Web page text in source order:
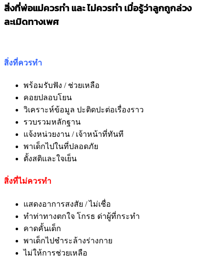
สิ่งที่พ่อแม่ควรทำ และ ไม่ควรทำ เมื่อรู้ว่าลูกถูกล่วง
ละเมิดทางเพศ
สิ่งที่ควรทำ
พร้อมรับฟัง / ช่วยเหลือ
คอยปลอบโยน
วิเคราะห์ข้อมูล ปะติดปะต่อเรื่องราว
รวบรวมหลักฐาน
แจ้งหน่วยงาน / เจ้าหน้าที่ทันที
พาเด็กไปในที่ปลอดภัย
ตั้งสติและใจเย็น
สิ่งที่ไม่ควรทำ
แสดงอาการสงสัย / ไม่เชื่อ
ทำท่าทางตกใจ โกรธ ด่าผู้ที่กระทำ
คาดคั้นเด็ก
พาเด็กไปชำระล้างร่างกาย
ไม่ให้การช่วยเหลือ